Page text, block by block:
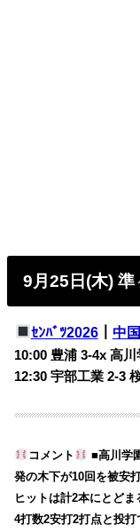
9月25日(木) 準
ｾﾝﾊﾞﾂ2026｜ 中国
10:00 豊浦 3-4x 高
12:30 宇部工業 2-3
コメント
■高川学
発の木下が10回を被安
ヒットは計2本にとど
4打数2安打2打点と投